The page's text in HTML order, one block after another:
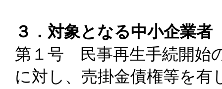
３．対象となる中小企業者
第１号 民事再生手続開始
に対し、売掛金債権等を